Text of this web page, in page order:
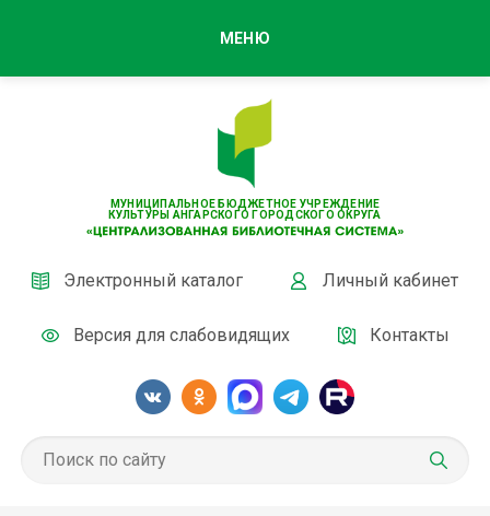
МУНИЦИПАЛЬНОЕ БЮДЖЕТНОЕ УЧРЕЖДЕНИЕ
КУЛЬТУРЫ АНГАРСКОГО ГОРОДСКОГО ОКРУГА
Электронный каталог Личный кабинет
Версия для слабовидящих Контакты
МЕНЮ